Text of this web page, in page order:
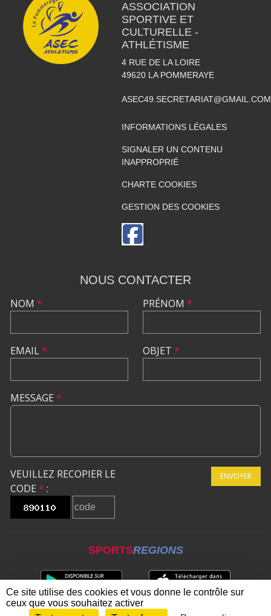
ASSOCIATION
SPORTIVE ET
CULTURELLE -
ATHLÉTISME
4 RUE DE LA LOIRE
49620 LA POMMERAYE
ASEC49.SECRETARIAT@GMAIL.COM
INFORMATIONS LÉGALES
SIGNALER UN CONTENU
INAPPROPRIÉ
CHARTE COOKIES
GESTION DES COOKIES
NOUS CONTACTER
NOM *
EMAIL*
PRÉNOM *
OBJET *
MESSAGE *
VEUILLEZ RECOPIER LE
CODE * :
ENVOYER
SPORTSREGIONS
Ce site utilise des cookies et vous donne le contrôle sur
ceux que vous souhaitez activer